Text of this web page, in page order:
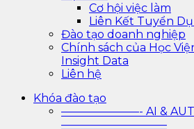
Cơ hội việc làm
Liên Kết Tuyển
Đào tạo doanh nghiệp
Chính sách của Học
Insight Data
Liên hệ
Khóa đào tạo
———————- AI &
—————————–